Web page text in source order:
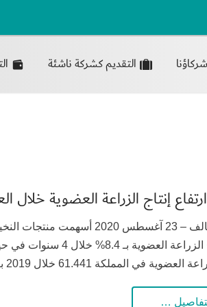
التقديم كشركة ناشئة
مجلة تحالف – 23 آغسطس 2020
في المملكة 61.441 خلال 2019 بعد أن كان 56.261 طنا في 2016، وتصدر...
…